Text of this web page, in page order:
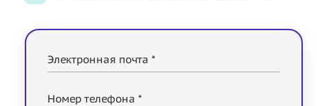
Электронная почта *
Номер телефона *